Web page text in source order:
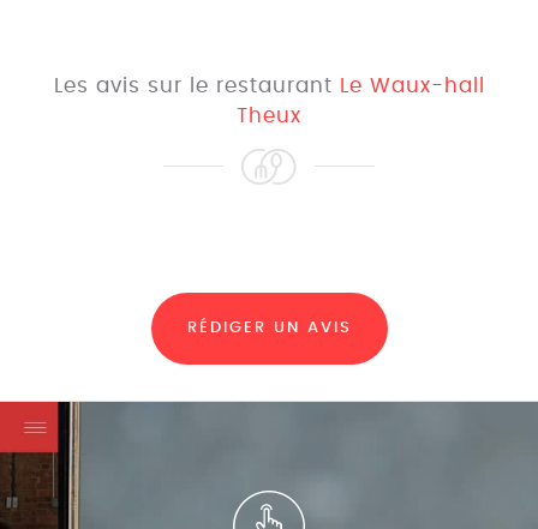
Les avis sur le restaurant
Le Waux-hall
Theux
RÉDIGER UN AVIS